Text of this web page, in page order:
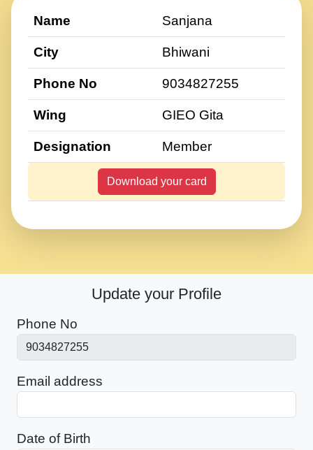
Name Sanjana
City Bhiwani
Phone No 9034827255
Wing GIEO Gita
Designation Member
Download your card
Update your Profile
Phone No
Email address
Date of Birth